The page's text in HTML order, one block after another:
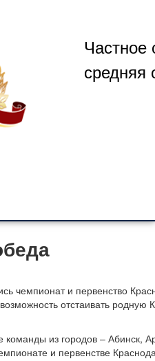
Частное
средняя
чемпионат и первенство
отстаивать
команды из городов – Абинск,
и первенстве